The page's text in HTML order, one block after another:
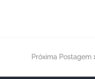
Próxima Postagem